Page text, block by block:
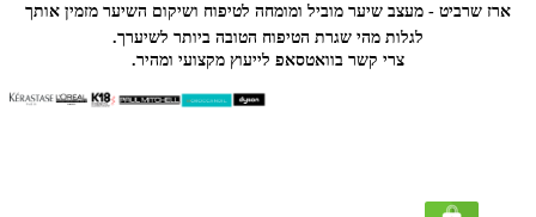
ארז שרביט - מעצב שיער מוביל ומומחה לטיפוח ושיקום השיער מזמין אותך
לגלות מהי שגרת הטיפוח הטובה ביותר לשיערך.
צרי קשר בוואטסאפ לייעוץ מקצועי ומהיר.